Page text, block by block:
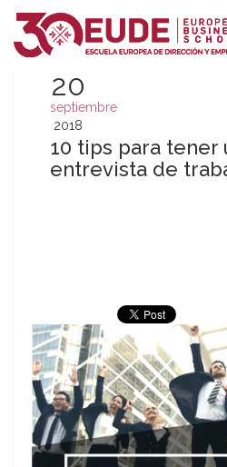
20
septiembre
2018
10 tips para tener
entrevista de